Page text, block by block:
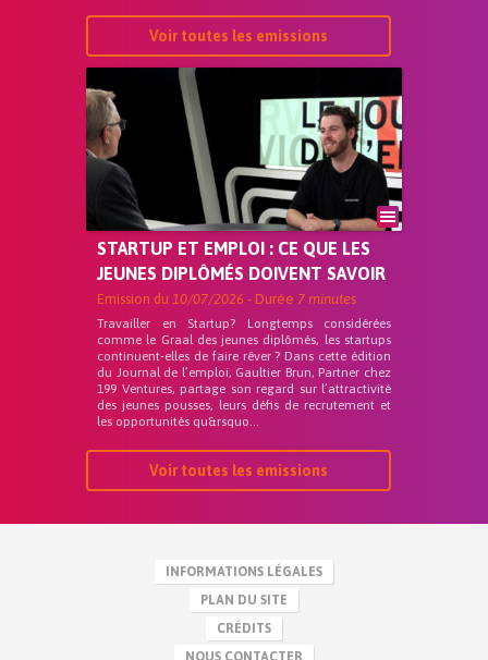
Voir toutes les emissions
STARTUP ET EMPLOI : CE QUE LES
JEUNES DIPLÔMÉS DOIVENT SAVOIR
Emission du 10/07/2026 - Durée 7 minutes
Travailler en Startup? Longtemps considérées
comme le Graal des jeunes diplômés, les startups
continuent-elles de faire rêver ? Dans cette édition
du Journal de l’emploi, Gaultier Brun, Partner chez
199 Ventures, partage son regard sur l’attractivité
des jeunes pousses, leurs défis de recrutement et
les opportunités qu&rsquo...
Voir toutes les emissions
INFORMATIONS LÉGALES
PLAN DU SITE
CRÉDITS
NOUS CONTACTER